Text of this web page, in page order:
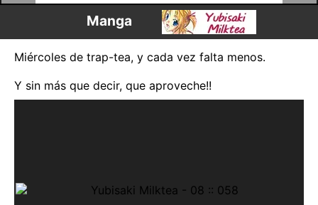
Manga
Miércoles de trap-tea, y cada vez falta menos.
Y sin más que decir, que aproveche!!